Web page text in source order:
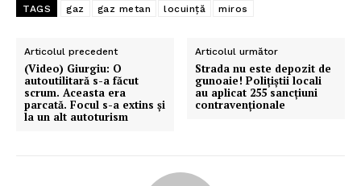
TAGS gaz gaz metan locuință miros
Articolul precedent
(Video) Giurgiu: O
autoutilitară s-a făcut
scrum. Aceasta era
parcată. Focul s-a extins și
la un alt autoturism
Articolul următor
Strada nu este depozit de
gunoaie! Polițiștii locali
au aplicat 255 sancțiuni
contravenționale